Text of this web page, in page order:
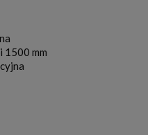
1500 mm